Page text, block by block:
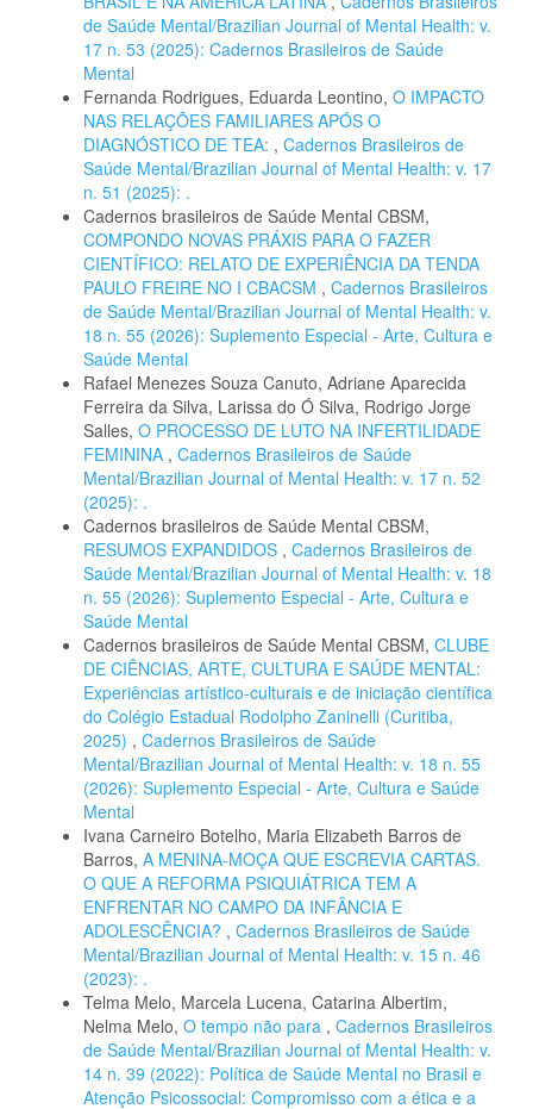
de Saúde Mental/Brazilian Journal of Mental Health: v.
17 n. 53 (2025): Cadernos Brasileiros de Saúde
Mental
Fernanda Rodrigues, Eduarda Leontino, O IMPACTO
NAS RELAÇÕES FAMILIARES APÓS O
DIAGNÓSTICO DE TEA: , Cadernos Brasileiros de
Saúde Mental/Brazilian Journal of Mental Health: v. 17
n. 51 (2025): .
Cadernos brasileiros de Saúde Mental CBSM,
COMPONDO NOVAS PRÁXIS PARA O FAZER
CIENTÍFICO: RELATO DE EXPERIÊNCIA DA TENDA
PAULO FREIRE NO I CBACSM , Cadernos Brasileiros
de Saúde Mental/Brazilian Journal of Mental Health: v.
18 n. 55 (2026): Suplemento Especial - Arte, Cultura e
Saúde Mental
Rafael Menezes Souza Canuto, Adriane Aparecida
Ferreira da Silva, Larissa do Ó Silva, Rodrigo Jorge
Salles, O PROCESSO DE LUTO NA INFERTILIDADE
FEMININA , Cadernos Brasileiros de Saúde
Mental/Brazilian Journal of Mental Health: v. 17 n. 52
(2025): .
Cadernos brasileiros de Saúde Mental CBSM,
RESUMOS EXPANDIDOS , Cadernos Brasileiros de
Saúde Mental/Brazilian Journal of Mental Health: v. 18
n. 55 (2026): Suplemento Especial - Arte, Cultura e
Saúde Mental
Cadernos brasileiros de Saúde Mental CBSM, CLUBE
DE CIÊNCIAS, ARTE, CULTURA E SAÚDE MENTAL:
Experiências artístico-culturais e de iniciação científica
do Colégio Estadual Rodolpho Zaninelli (Curitiba,
2025) , Cadernos Brasileiros de Saúde
Mental/Brazilian Journal of Mental Health: v. 18 n. 55
(2026): Suplemento Especial - Arte, Cultura e Saúde
Mental
Ivana Carneiro Botelho, Maria Elizabeth Barros de
Barros, A MENINA-MOÇA QUE ESCREVIA CARTAS.
O QUE A REFORMA PSIQUIÁTRICA TEM A
ENFRENTAR NO CAMPO DA INFÂNCIA E
ADOLESCÊNCIA? , Cadernos Brasileiros de Saúde
Mental/Brazilian Journal of Mental Health: v. 15 n. 46
(2023): .
Telma Melo, Marcela Lucena, Catarina Albertim,
Nelma Melo, O tempo não para , Cadernos Brasileiros
de Saúde Mental/Brazilian Journal of Mental Health: v.
14 n. 39 (2022): Política de Saúde Mental no Brasil e
Atenção Psicossocial: Compromisso com a ética e a